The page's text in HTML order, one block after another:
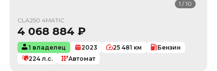
1 /10
CLA250 4MATIC
4 068 884 ₽
1 владелец 2023 25 481 км
Бензин
224 л.с. Автомат